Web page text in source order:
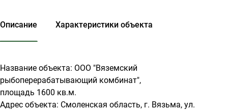
Описание Характеристики объекта
Название объекта: ООО "Вяземский
рыбоперерабатывающий комбинат",
площадь 1600 кв.м.
Адрес объекта: Смоленская область, г. Вязьма, ул.